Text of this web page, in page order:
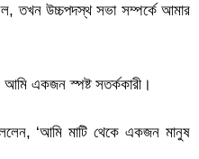
তখন উচ্চপদস্থ সভা সম্পর্কে আমার
একজন স্পষ্ট সতর্ককারী।
‘আমি মাটি থেকে একজন মানুষ